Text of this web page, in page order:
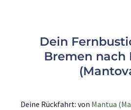
Dein
Bremen nach
Deine Rückfahrt: von Mantua